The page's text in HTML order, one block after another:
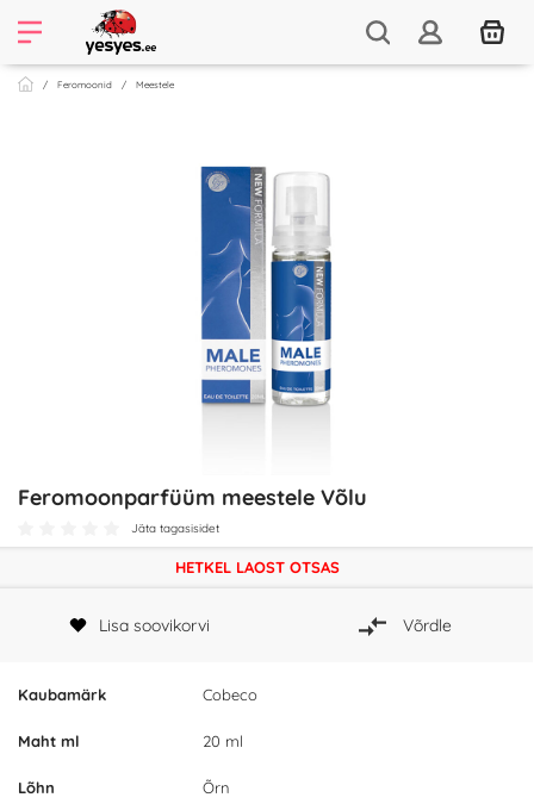
Feromoonid Meestele
Feromoonparfüüm meestele Võlu
Jäta tagasisidet
Kaubamärk Cobeco
Maht ml 20 ml
Lõhn Õrn
HETKEL LAOST OTSAS
Lisa soovikorvi Võrdle